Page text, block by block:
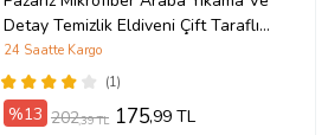
Detay Temizlik Eldiveni Çift Taraflı
22x13Cm (Sarı)
(1)
24 Saatte Kargo
%13 202,39 TL 175,99 TL